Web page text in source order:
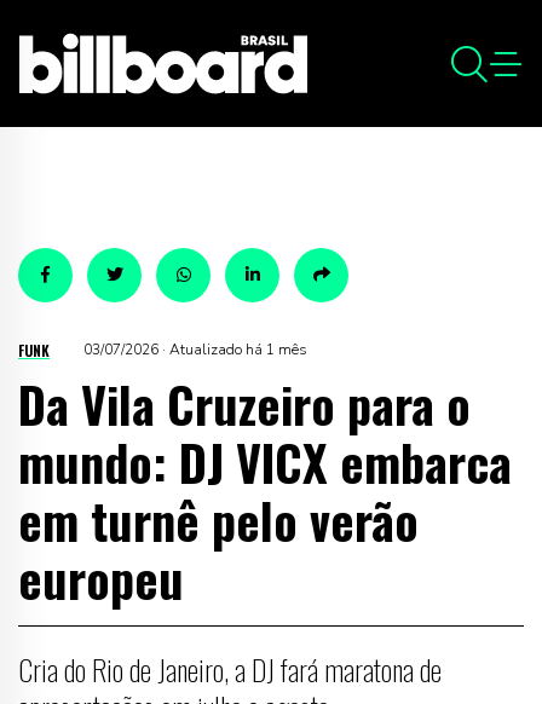
FUNK 03/07/2026 · Atualizado há 1 mês
Da Vila Cruzeiro para o
mundo: DJ VICX embarca
em turnê pelo verão
europeu
Cria do Rio de Janeiro, a DJ fará maratona de